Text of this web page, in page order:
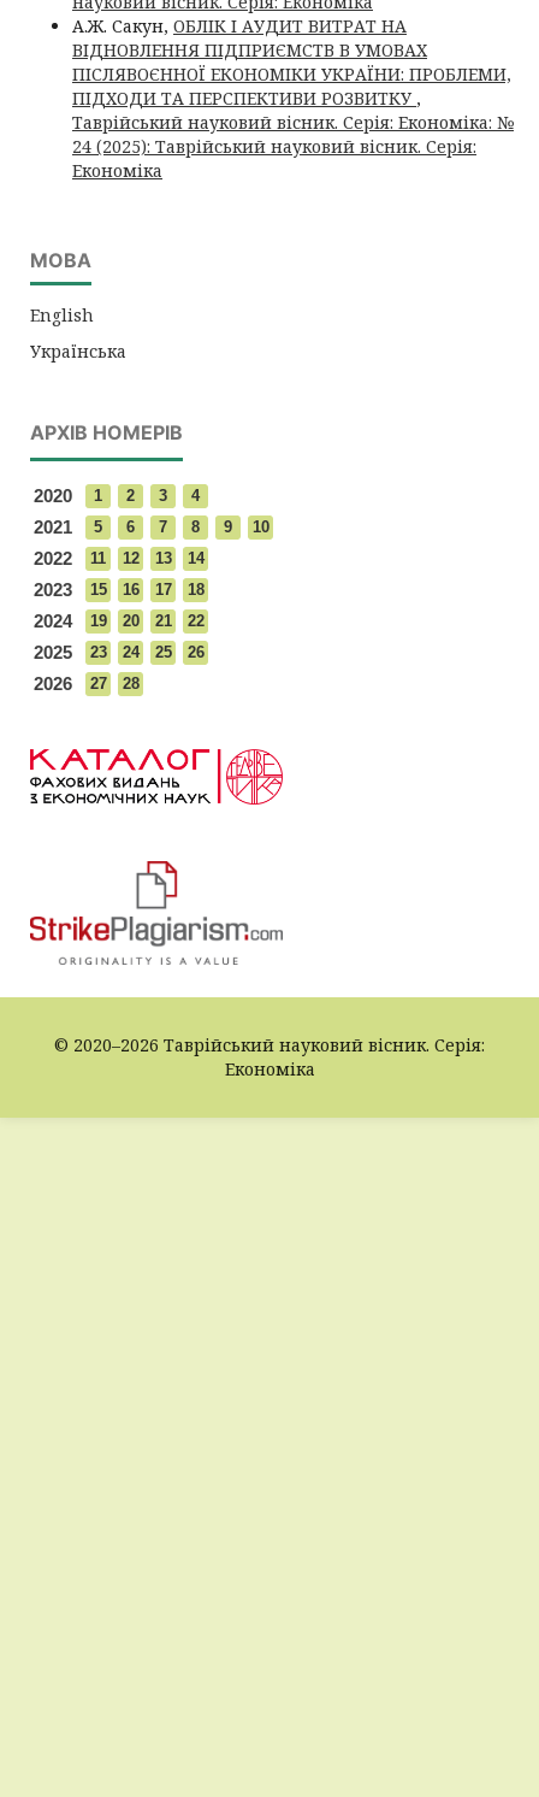
А.Ж. Сакун, ОБЛІК І АУДИТ ВИТРАТ НА
ВІДНОВЛЕННЯ ПІДПРИЄМСТВ В УМОВАХ
ПІСЛЯВОЄННОЇ ЕКОНОМІКИ УКРАЇНИ: ПРОБЛЕМИ,
ПІДХОДИ ТА ПЕРСПЕКТИВИ РОЗВИТКУ ,
Таврійський науковий вісник. Серія: Економіка: №
24 (2025): Таврійський науковий вісник. Серія:
Економіка
МОВА
English
Українська
АРХІВ НОМЕРІВ
2020 1 2 3 4
2021 5 6 7 8 9 10
2022 11 12 13 14
2023 15 16 17 18
2024 19 20 21 22
2025 23 24 25 26
2026 27 28
© 2020–2026 Таврійський науковий вісник. Серія:
Економіка